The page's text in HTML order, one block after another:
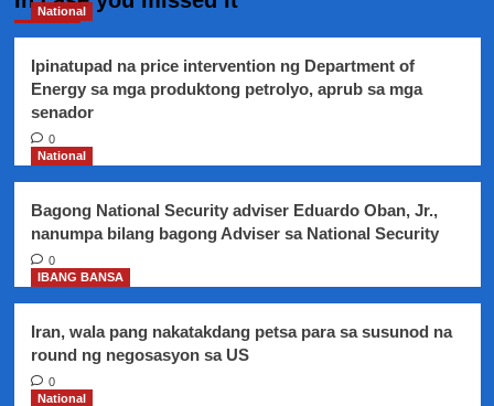
Suspensyon
operations
simula
National
Ipinatupad na price intervention ng Department of
Energy sa mga produktong petrolyo, aprub sa mga
senador
0
National
Bagong National Security adviser Eduardo Oban, Jr.,
nanumpa bilang bagong Adviser sa National Security
0
IBANG BANSA
Iran, wala pang nakatakdang petsa para sa susunod na
round ng negosasyon sa US
0
National